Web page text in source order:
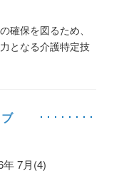
確保を図るため、
となる介護特定技
年 7月(4)